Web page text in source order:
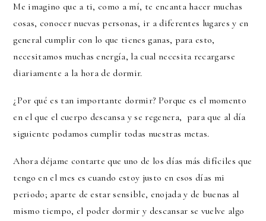
Me imagino que a ti, como a mí, te encanta hacer muchas
cosas, conocer nuevas personas, ir a diferentes lugares y en
general cumplir con lo que tienes ganas, para esto,
necesitamos muchas energía, la cual necesita recargarse
diariamente a la hora de dormir.
¿Por qué es tan importante dormir? Porque es el momento
en el que el cuerpo descansa y se regenera, para que al día
siguiente podamos cumplir todas nuestras metas.
Ahora déjame contarte que uno de los días más difíciles que
tengo en el mes es cuando estoy justo en esos días mi
periodo; aparte de estar sensible, enojada y de buenas al
mismo tiempo, el poder dormir y descansar se vuelve algo